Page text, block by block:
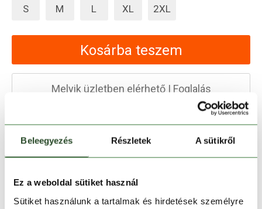
Beleegyezés Részletek A sütikről
Ez a weboldal sütiket használ
Sütiket használunk a tartalmak és hirdetések személyre
S M L XL 2XL
Kosárba teszem
Melyik üzletben elérhető| Foglalás
1-2 munkanapos szállítás
Ingyenes kiszállítás 15 000 Ft felett